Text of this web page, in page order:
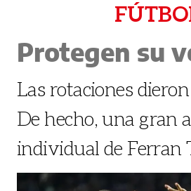
Protegen su
Las rotaciones
De hecho, una gran
individual de Ferran